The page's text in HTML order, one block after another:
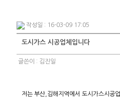
작성일 : 16-03-09 17:05
도시가스 시공업체입니다
글쓴이 : 김진일
저는 부산,김해지역에서 도시가스시공